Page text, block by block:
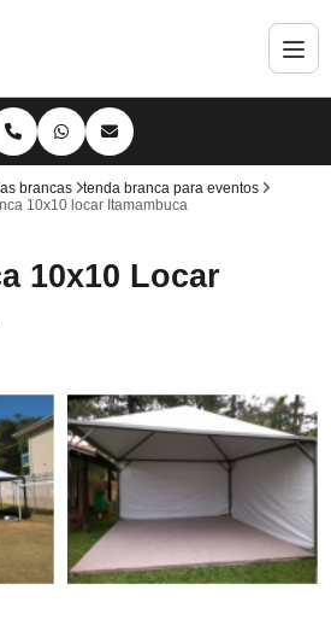
brancas
tenda branca para eventos
10x10 locar Itamambuca
10x10 Locar